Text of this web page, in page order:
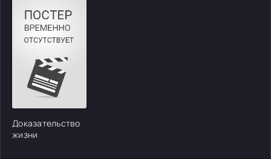
Доказательство
жизни